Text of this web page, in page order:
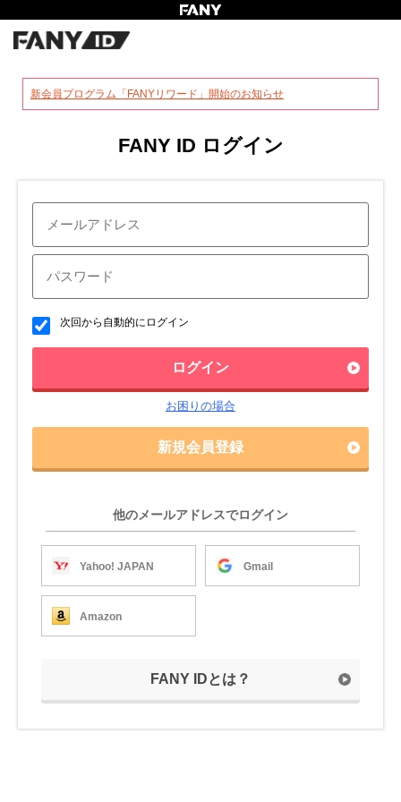
新会員プログラム「FANYリワード」開始のお知らせ
FANY ID ログイン
次回から自動的にログイン
ログイン
お困りの場合
新規会員登録
他のメールアドレスでログイン
Yahoo! JAPAN Gmail
Amazon
FANY IDとは？